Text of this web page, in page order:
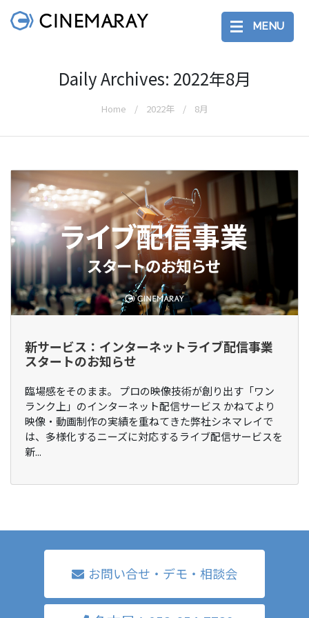
MENU
Daily Archives: 2022年8月
Home 2022年 8月
新サービス：インターネットライブ配信事業
スタートのお知らせ
臨場感をそのまま。 プロの映像技術が創り出す「ワン
ランク上」のインターネット配信サービス かねてより
映像・動画制作の実績を重ねてきた弊社シネマレイで
は、多様化するニーズに対応するライブ配信サービスを
新...
お問い合せ・デモ・相談会